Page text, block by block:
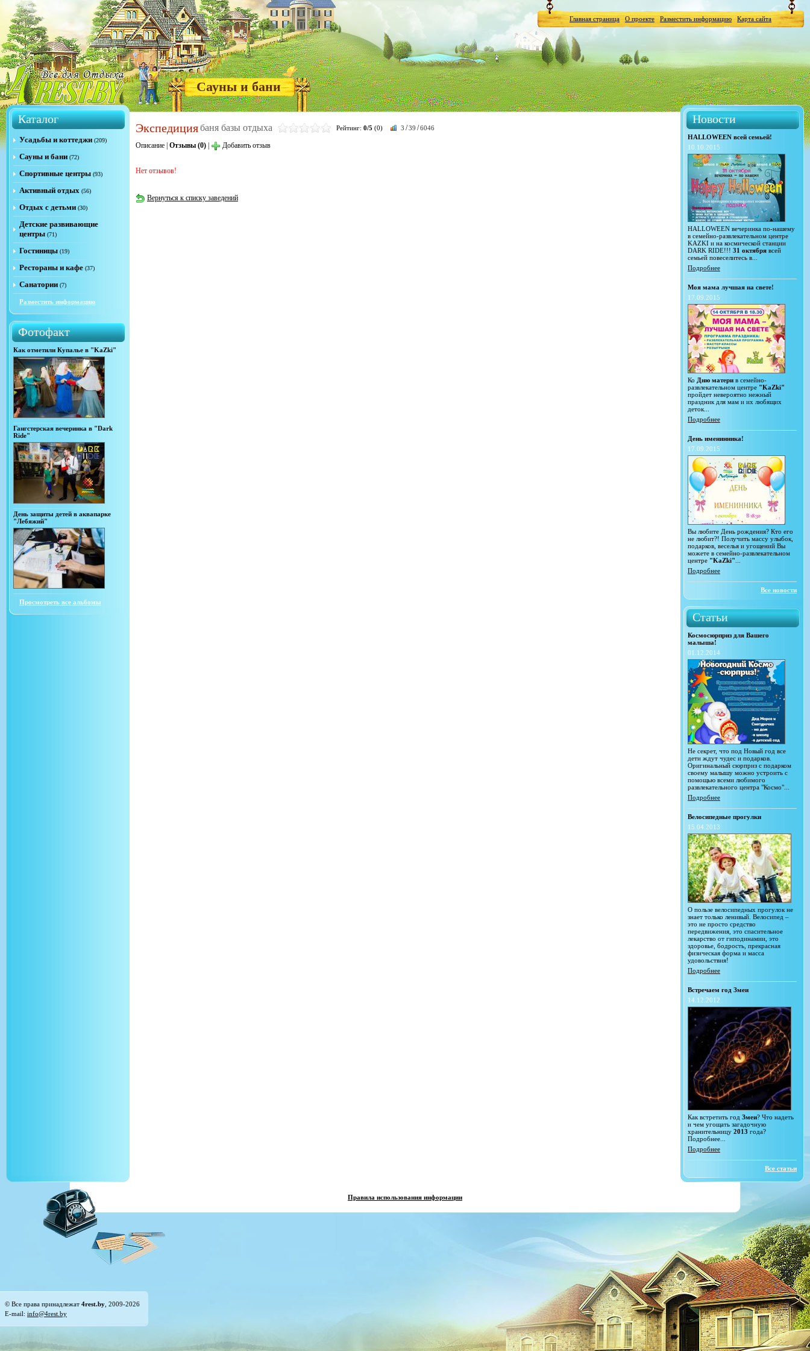
Главная страница О проекте Разместить информацию Карта сайта
Сауны и бани
Каталог
Усадьбы и коттеджи (209)
Сауны и бани (72)
Спортивные центры (93)
Активный отдых (56)
Отдых с детьми (30)
Детские развивающие
центры (71)
Гостиницы (19)
Рестораны и кафе (37)
Санатории (7)
Разместить информацию
Фотофакт
Как отметили Купалье в "KaZki"
Гангстерская вечеринка в "Dark
Ride"
День защиты детей в аквапарке
"Лебяжий"
Просмотреть все альбомы
Экспедициябаня базы отдыха Рейтинг: 0/5 (0) 3 /39 /6046
Описание Отзывы (0) Добавить отзыв
Нет отзывов!
Вернуться к списку заведений
Новости
HALLOWEEN всей семьей!
10.10.2015
HALLOWEEN вечеринка по-нашему
в семейно-развлекательном центре
KAZKI и на космической станции
DARK RIDE!!! 31 октября всей
семьей повеселитесь в...
Подробнее
Моя мама лучшая на свете!
17.09.2015
Ко Дню матери в семейно-
развлекательном центре "KaZki"
пройдет невероятно нежный
праздник для мам и их любящих
деток...
Подробнее
День именинника!
17.09.2015
Вы любите День рождения? Кто его
не любит?! Получить массу улыбок,
подарков, веселья и угощений Вы
можете в семейно-развлекательном
центре "KaZki"
Подробнее
Все новости
Статьи
Космосюрприз для Вашего
малыша!
01.12.2014
Не секрет, что под Новый год все
дети ждут чудес и подарков.
Оригинальный сюрприз с подарком
своему малышу можно устроить с
помощью всеми любимого
развлекательного центра "Космо"...
Подробнее
Велосипедные прогулки
15.04.2013
О пользе велосипедных прогулок не
знает только ленивый. Велосипед –
это не просто средство
передвижения, это спасительное
лекарство от гиподинамии, это
здоровье, бодрость, прекрасная
физическая форма и масса
удовольствия!
Подробнее
Встречаем год Змеи
14.12.2012
Как встретить год Змеи? Что надеть
и чем угощать загадочную
хранительницу 2013 года?
Подробнее...
Подробнее
Все статьи
Правила использования информации
© Все права принадлежат 4rest.by , 2009-2026
E-mail: info@4rest.by